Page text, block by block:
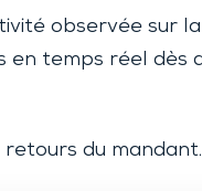
observée sur
temps réel dès
du mandant.